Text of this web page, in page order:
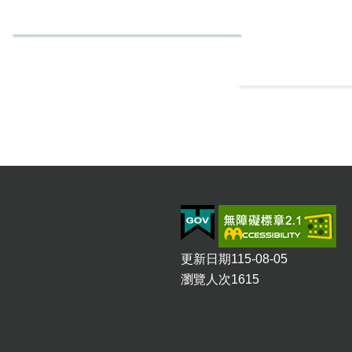
更新日期115-08-05
瀏覽人次1615